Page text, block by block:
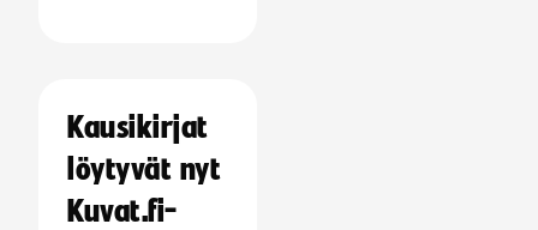
Kausikirjat
löytyvät nyt
Kuvat.fi-